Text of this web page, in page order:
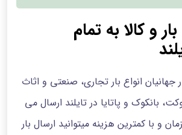
و کالا به تمام
انواع بار تجاری، صنعتی و اثاث
بانکوک و پاتایا در تایلند ارسال می
و با کمترین هزینه میتوانید ارسال بار